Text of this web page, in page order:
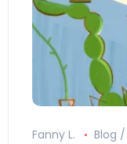
Fanny L. Blog /